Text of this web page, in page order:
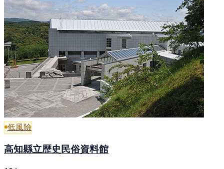
低風險
高知縣立歴史民俗資料館